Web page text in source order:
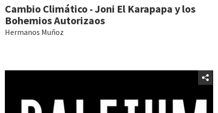
Cambio Climático - Joni El Karapapa y los
Bohemios Autorizaos
Hermanos Muñoz